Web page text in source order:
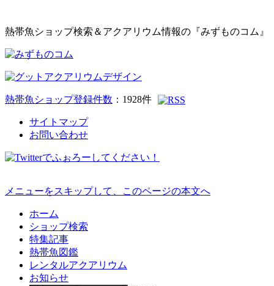
熱帯魚ショップ検索＆アクアリウム情報の『みずものコム』
熱帯魚ショップ登録件数 ： 1928件
サイトマップ
お問い合わせ
メニューをスキップして、このページの本文へ
ホーム
ショップ検索
特集記事
熱帯魚図鑑
レンタルアクアリウム
お知らせ